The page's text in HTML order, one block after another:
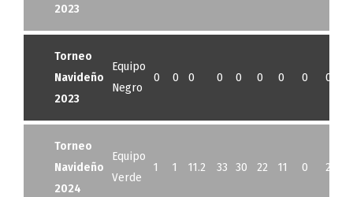
2023
Torneo
Navideño
2023
Equipo
Negro
0 0 0 0 0 0 0 0 0
Torneo
Navideño
2024
Equipo
Verde
1 1 11.2 33 30 22 11 0 2